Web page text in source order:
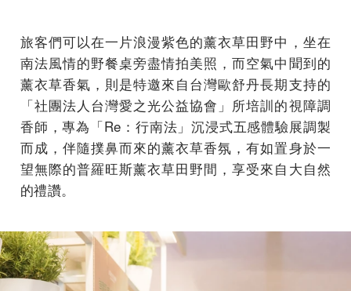
旅客們可以在一片浪漫紫色的薰衣草田野中，坐在
南法風情的野餐桌旁盡情拍美照，而空氣中聞到的
薰衣草香氣，則是特邀來自台灣歐舒丹長期支持的
「社團法人台灣愛之光公益協會」所培訓的視障調
香師，專為「Re：行南法」沉浸式五感體驗展調製
而成，伴隨撲鼻而來的薰衣草香氛，有如置身於一
望無際的普羅旺斯薰衣草田野間，享受來自大自然
的禮讚。